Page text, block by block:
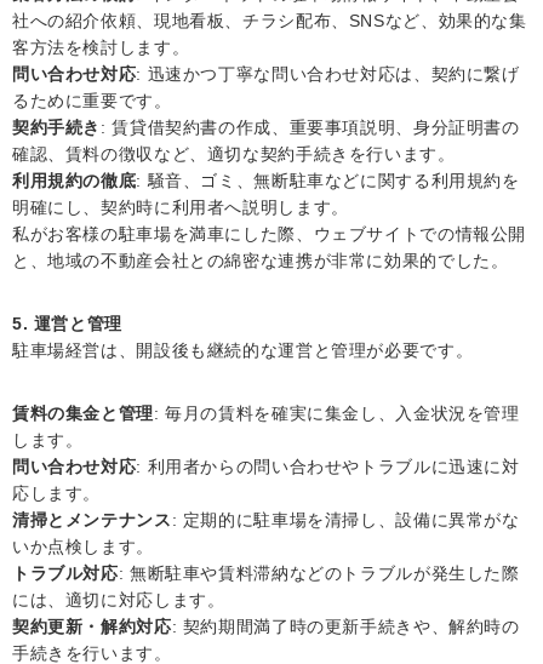
社への紹介依頼、現地看板、チラシ配布、SNSなど、効果的な集
客方法を検討します。
問い合わせ対応: 迅速かつ丁寧な問い合わせ対応は、契約に繋げ
るために重要です。
契約手続き : 賃貸借契約書の作成、重要事項説明、身分証明書の
確認、賃料の徴収など、適切な契約手続きを行います。
利用規約の徹底: 騒音、ゴミ、無断駐車などに関する利用規約を
明確にし、契約時に利用者へ説明します。
私がお客様の駐車場を満車にした際、ウェブサイトでの情報公開
と、地域の不動産会社との綿密な連携が非常に効果的でした。
5. 運営と管理
駐車場経営は、開設後も継続的な運営と管理が必要です。
賃料の集金と管理: 毎月の賃料を確実に集金し、入金状況を管理
します。
問い合わせ対応: 利用者からの問い合わせやトラブルに迅速に対
応します。
清掃とメンテナンス: 定期的に駐車場を清掃し、設備に異常がな
いか点検します。
トラブル対応: 無断駐車や賃料滞納などのトラブルが発生した際
には、適切に対応します。
契約更新・解約対応: 契約期間満了時の更新手続きや、解約時の
手続きを行います。